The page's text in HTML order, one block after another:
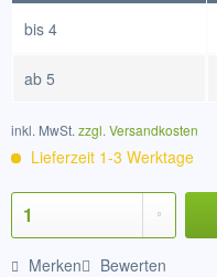
bis 4
ab 5
inkl. MwSt. zzgl. Versandkosten
Lieferzeit 1-3 Werktage
Merken Bewerten